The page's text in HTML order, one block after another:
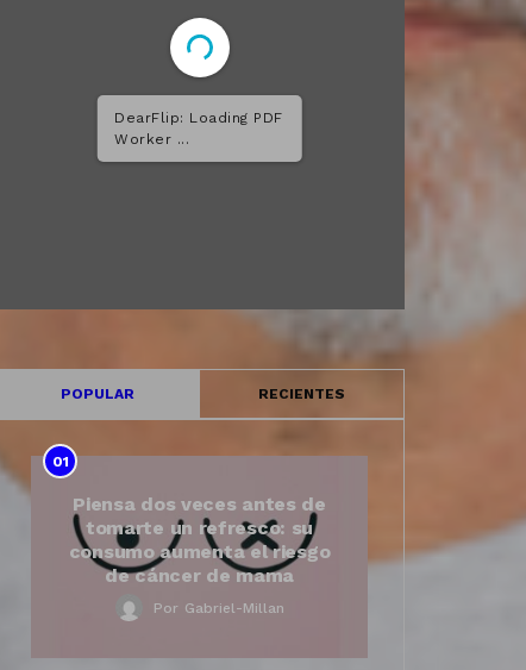
DearFlip: Loading PDF
...
POPULAR RECIENTES
01
Piensa dos veces antes de
tomarte un refresco: su
consumo aumenta el riesgo
de cáncer de mama
Por Gabriel-Millan